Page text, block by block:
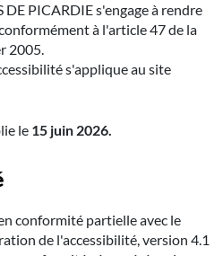
DE PICARDIE s'engage à rendre
à l'article 47 de la
2005.
s'applique au site
le 15 juin 2026.
conformité partielle avec le
de l'accessibilité, version 4.1